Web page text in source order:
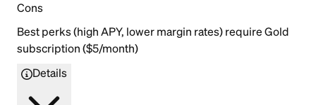
Cons
Best perks (high APY, lower margin rates) require Gold
subscription ($5/month)
Details